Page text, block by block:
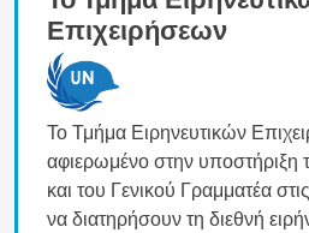
Επιχειρήσεων
Το Τμήμα Ειρηνευτικών
αφιερωμένο στην
και του Γενικού Γραμματέα
να διατηρήσουν τη διεθνή